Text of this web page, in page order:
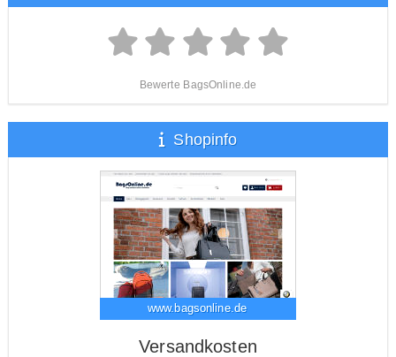
Bewerte BagsOnline.de
Shopinfo
www.bagsonline.de
Versandkosten